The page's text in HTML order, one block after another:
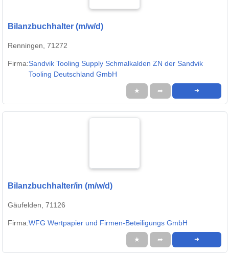
Bilanzbuchhalter (m/w/d)
Renningen, 71272
Firma:Sandvik Tooling Supply Schmalkalden ZN der Sandvik
Tooling Deutschland GmbH
★ ➦ ➜
Bilanzbuchhalter/in (m/w/d)
Gäufelden, 71126
Firma:WFG Wertpapier und Firmen-Beteiligungs GmbH
★ ➦ ➜